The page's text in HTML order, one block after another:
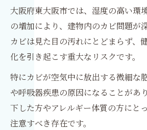
大阪府東大阪市では、湿度の高い環
の増加により、建物内のカビ問題が
カビは見た目の汚れにとどまらず、
化を引き起こす重大なリスクです。
特にカビが空気中に放出する微細な
や呼吸器疾患の原因になることがあ
下した方やアレルギー体質の方にと
注意すべき存在です。